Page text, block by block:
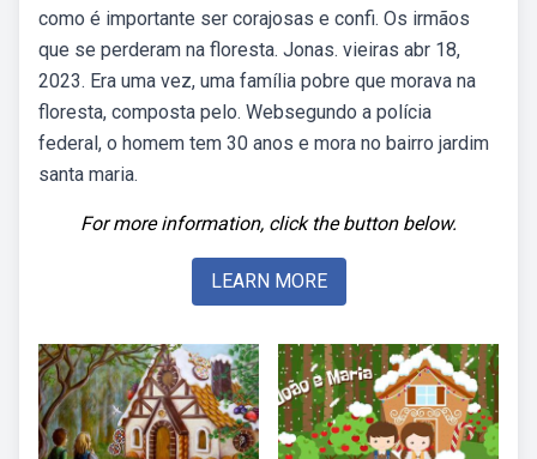
como é importante ser corajosas e confi. Os irmãos
que se perderam na floresta. Jonas. vieiras abr 18,
2023. Era uma vez, uma família pobre que morava na
floresta, composta pelo. Websegundo a polícia
federal, o homem tem 30 anos e mora no bairro jardim
santa maria.
For more information, click the button below.
LEARN MORE